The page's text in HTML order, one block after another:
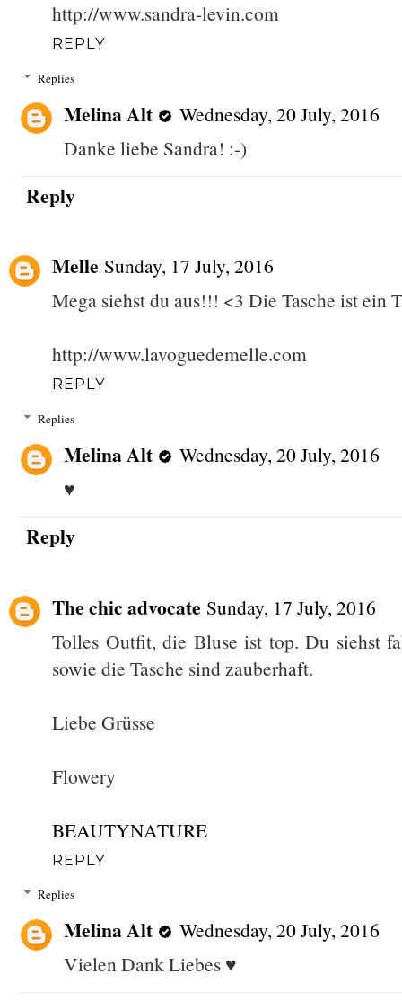
http://www.sandra-levin.com
REPLY
Replies
Melina Alt
Wednesday, 20 July, 2016
Danke liebe Sandra! :-)
Reply
Melle Sunday, 17 July, 2016
Mega siehst du aus!!! <3 Die Tasche ist ein
http://www.lavoguedemelle.com
REPLY
Replies
Melina Alt
Wednesday, 20 July, 2016
♥
Reply
The chic advocate Sunday, 17 July, 2016
Tolles Outfit, die Bluse ist top. Du siehst
sowie die Tasche sind zauberhaft.
Liebe Grüsse
Flowery
BEAUTYNATURE
REPLY
Replies
Melina Alt
Wednesday, 20 July, 2016
Vielen Dank Liebes ♥